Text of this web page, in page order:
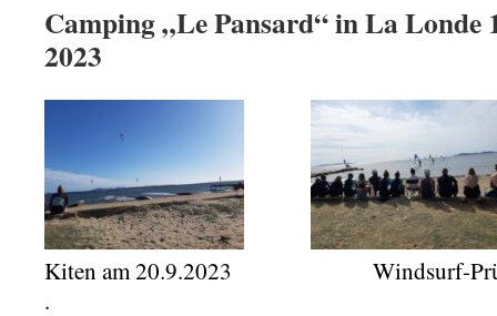
Camping „Le Pansard“ in La Londe
2023
Kiten am 20.9.2023 Windsurf-
.